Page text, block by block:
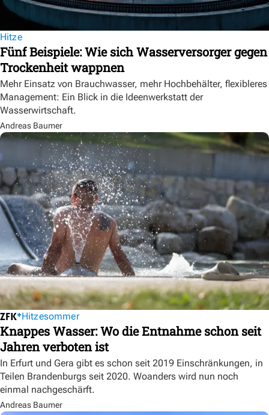
Hitze
Fünf Beispiele: Wie sich Wasserversorger gegen
Trockenheit wappnen
Mehr Einsatz von Brauchwasser, mehr Hochbehälter, flexibleres
Management: Ein Blick in die Ideenwerkstatt der
Wasserwirtschaft.
Andreas Baumer
Hitzesommer
Knappes Wasser: Wo die Entnahme schon seit
Jahren verboten ist
In Erfurt und Gera gibt es schon seit 2019 Einschränkungen, in
Teilen Brandenburgs seit 2020. Woanders wird nun noch
einmal nachgeschärft.
Andreas Baumer